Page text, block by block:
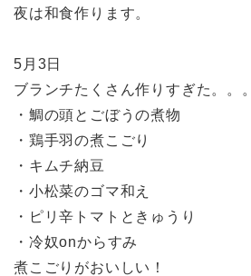
夜は和食作ります。
5月3日
ブランチたくさん作りすぎた。。。
・鯛の頭とごぼうの煮物
・鶏手羽の煮こごり
・キムチ納豆
・小松菜のゴマ和え
・ピリ辛トマトときゅうり
・冷奴onからすみ
煮こごりがおいしい！